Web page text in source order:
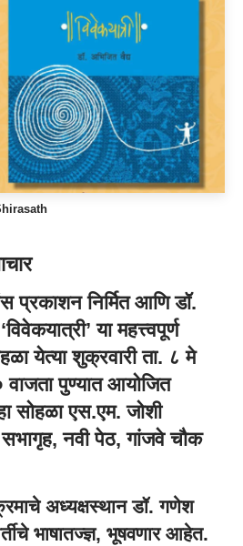
निर्मित आणि डॉ.
या महत्त्वपूर्ण
येत्या शुक्रवारी ता. ८ मे
पुण्यात आयोजित
सोहळा एस.एम. जोशी
नवी पेठ, गांजवे चौक
अध्यक्षस्थान डॉ. गणेश
भाषातज्ज्ञ, भूषवणार आहेत.